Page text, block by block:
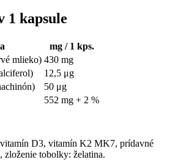
1 kapsule
mg / 1 kps.
mlieko) 430 mg
12,5 μg
50 μg
552 mg + 2 %
D3, vitamín K2 MK7, prídavné
zloženie tobolky: želatina.